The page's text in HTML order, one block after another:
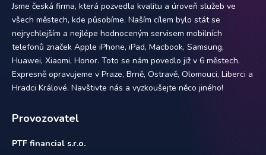
Jsme česká firma, která pozvedla kvalitu a úroveň služeb ve
všech městech, kde působíme. Naším cílem bylo stát se
nejrychlejším a nejlépe hodnoceným servisem mobilních
telefonů značek Apple iPhone, iPad, Macbook, Samsung,
Huawei, Xiaomi, Honor. Toto se nám povedlo již v 6 městech.
Expresně opravujeme v Praze, Brně, Ostravě, Olomouci, Liberci a
Hradci Králové. Navštivte nás a vyzkoušejte něco jiného!
Provozovatel
PTF financial s.r.o.